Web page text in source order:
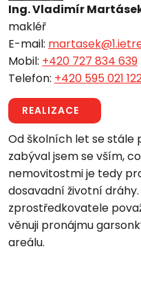
Ing. Vladimír
makléř
E-mail:
Mobil: +420 727 834 639
Telefon: +420 595 021
REALIZACE
Od školních let se stále
zabýval jsem se vším,
nemovitostmi je tedy
dosavadní životní
zprostředkovatele
věnuji pronájmu
areálu.